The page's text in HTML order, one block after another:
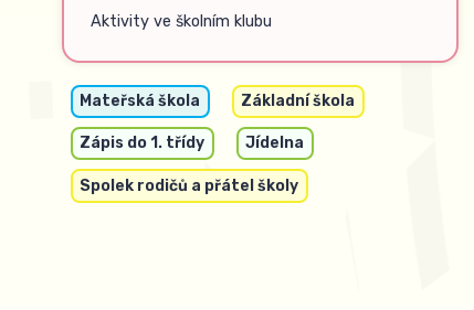
Aktivity ve školním klubu
Mateřská škola Základní škola
Zápis do 1. třídy Jídelna
Spolek rodičů a přátel školy